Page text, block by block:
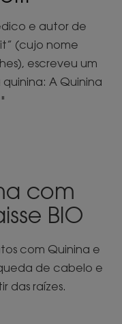
e autor de
(cujo nome
escreveu um
A Quinina
com
BIO
com Quinina e
de cabelo e
das raízes.